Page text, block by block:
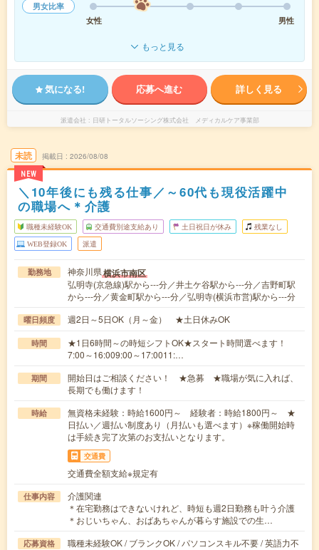
男女比率
女性
男性
もっと見る
気になる! 応募へ進む 詳しく見る
派遣会社 日研トータルソーシング株式会社 メディカルケア事業部
未読
NEW
掲載日 2026/08/08
＼10年後にも残る仕事／～60代も現役活躍中
の職場へ＊介護
職種未経験OK 交通費別途支給あり 土日祝日が休み 残業なし
WEB登録OK 派遣
勤務地 神奈川県横浜市南区
弘明寺(京急線)駅から---分／井土ケ谷駅から---分／吉野町駅
から---分／黄金町駅から---分／弘明寺(横浜市営)駅から---分
曜日頻度 週2日～5日OK（月～金） ★土日休みOK
時間
★1日6時間～の時短シフトOK★スタート時間選べます！
7:00～16:009:00～17:0011:…
期間
開始日はご相談ください！ ★急募 ★職場が気に入れば、
長期でも働けます！
時給
無資格未経験：時給1600円～ 経験者：時給1800円～ ★
日払い／週払い制度あり（月払いも選べます）※稼働開始時
は手続き完了次第のお支払いとなります。
交通費
交通費全額支給※規定有
仕事内容
介護関連
＊在宅勤務はできないけれど、時短も週2日勤務も叶う介護
＊おじいちゃん、おばあちゃんが暮らす施設での生…
応募資格
職種未経験OK / ブランクOK / パソコンスキル不要 / 英語力不